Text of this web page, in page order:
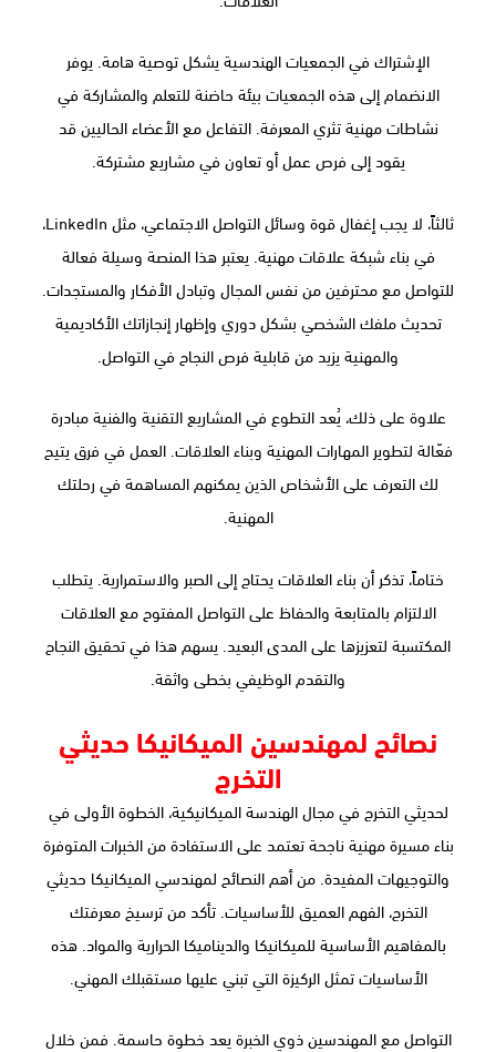
الإشتراك في الجمعيات الهندسية يشكل توصية هامة. يوفر
الانضمام إلى هذه الجمعيات بيئة حاضنة للتعلم والمشاركة في
نشاطات مهنية تثري المعرفة. التفاعل مع الأعضاء الحاليين قد
يقود إلى فرص عمل أو تعاون في مشاريع مشتركة.
ثالثاً، لا يجب إغفال قوة وسائل التواصل الاجتماعي، مثل LinkedIn،
في بناء شبكة علاقات مهنية. يعتبر هذا المنصة وسيلة فعالة
للتواصل مع محترفين من نفس المجال وتبادل الأفكار والمستجدات.
تحديث ملفك الشخصي بشكل دوري وإظهار إنجازاتك الأكاديمية
والمهنية يزيد من قابلية فرص النجاح في التواصل.
علاوة على ذلك، يُعد التطوع في المشاريع التقنية والفنية مبادرة
فعّالة لتطوير المهارات المهنية وبناء العلاقات. العمل في فرق يتيح
لك التعرف على الأشخاص الذين يمكنهم المساهمة في رحلتك
المهنية.
ختاماً، تذكر أن بناء العلاقات يحتاج إلى الصبر والاستمرارية. يتطلب
الالتزام بالمتابعة والحفاظ على التواصل المفتوح مع العلاقات
المكتسبة لتعزيزها على المدى البعيد. يسهم هذا في تحقيق النجاح
والتقدم الوظيفي بخطى واثقة.
نصائح لمهندسين الميكانيكا حديثي
التخرج
لحديثي التخرج في مجال الهندسة الميكانيكية، الخطوة الأولى في
بناء مسيرة مهنية ناجحة تعتمد على الاستفادة من الخبرات المتوفرة
والتوجيهات المفيدة. من أهم النصائح لمهندسي الميكانيكا حديثي
التخرج، الفهم العميق للأساسيات. تأكد من ترسيخ معرفتك
بالمفاهيم الأساسية للميكانيكا والديناميكا الحرارية والمواد. هذه
الأساسيات تمثل الركيزة التي تبني عليها مستقبلك المهني.
التواصل مع المهندسين ذوي الخبرة يعد خطوة حاسمة. فمن خلال